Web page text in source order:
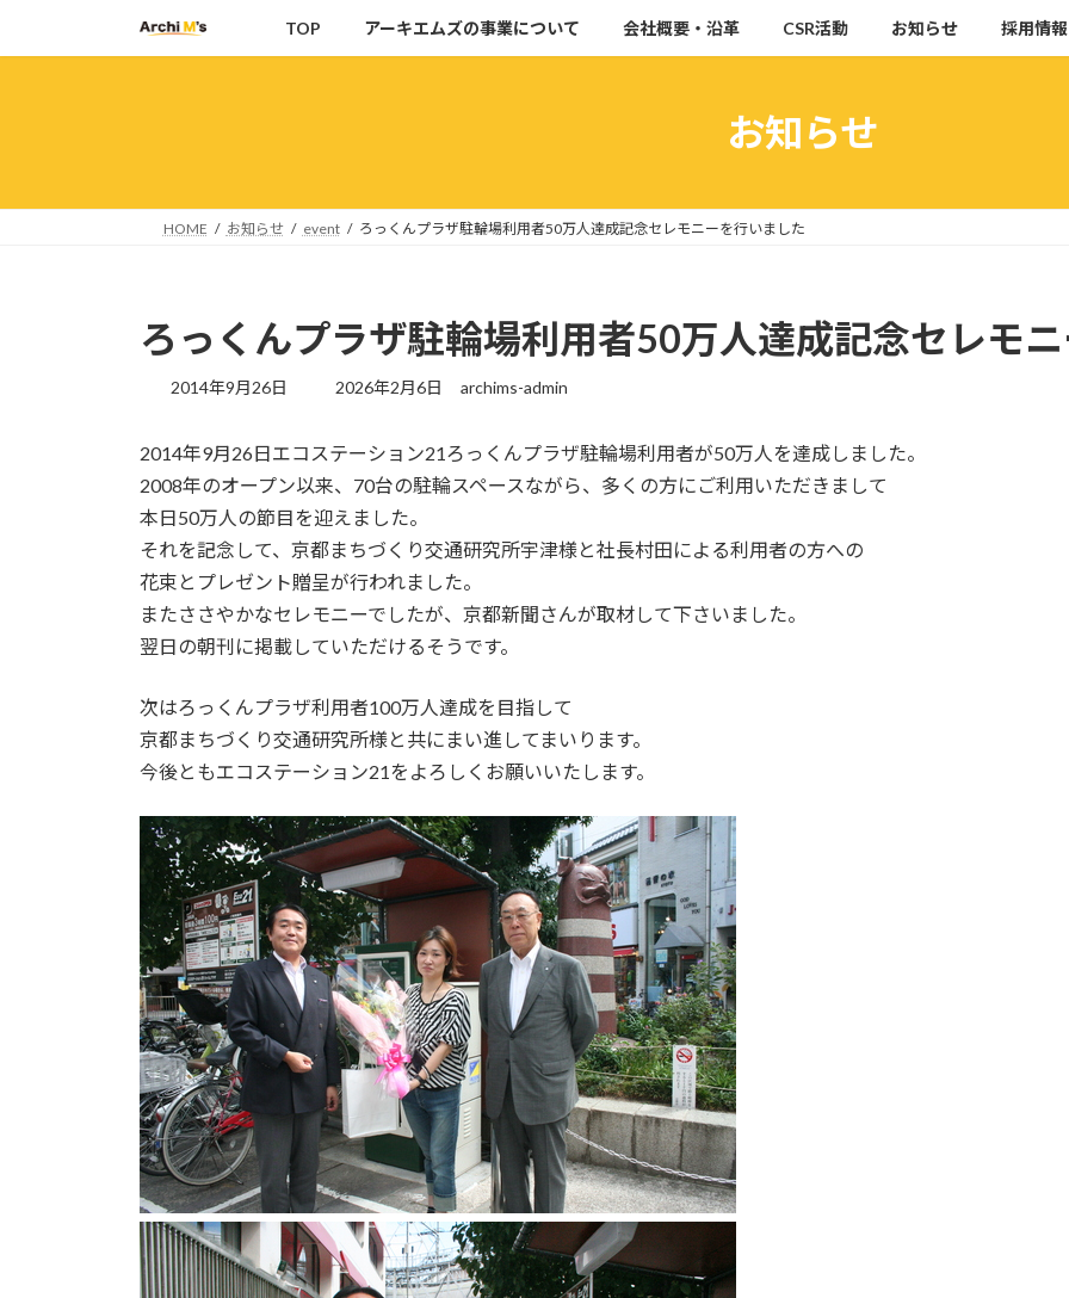
キ
に
TOP アーキエムズの事業について 会社概要・沿革 CSR活動 お知らせ 採用情報
お知らせ
HOME お知らせ event ろっくんプラザ駐輪場利用者50万人達成記念セレモニーを行いました
ろっくんプラザ駐輪場利用者50万人達成記念セレモ
2014年9月26日
最
新
時
:
2026年2月6日 archims-admin
2014年9月26日エコステーション21ろっくんプラザ駐輪場利用者が50万人を達成しました。
2008年のオープン以来、70台の駐輪スペースながら、多くの方にご利用いただきまして
本日50万人の節目を迎えました。
それを記念して、京都まちづくり交通研究所宇津様と社長村田による利用者の方への
花束とプレゼント贈呈が行われました。
またささやかなセレモニーでしたが、京都新聞さんが取材して下さいました。
翌日の朝刊に掲載していただけるそうです。
次はろっくんプラザ利用者100万人達成を目指して
京都まちづくり交通研究所様と共にまい進してまいります。
今後ともエコステーション21をよろしくお願いいたします。